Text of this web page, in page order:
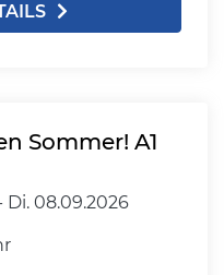
Sommer! A1
Di. 08.09.2026